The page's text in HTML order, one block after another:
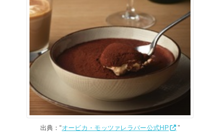
出典：“オービカ・モッツァレラバー公式HP ”